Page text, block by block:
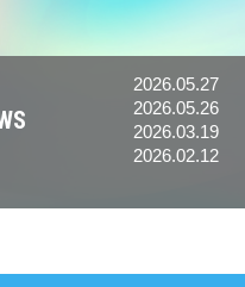
2026.05.27
2026.05.26
す。
2026.03.19
2026.02.12